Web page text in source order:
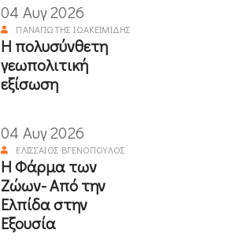
04 Αυγ 2026
ΠΑΝΑΓΙΏΤΗΣ ΙΩΑΚΕΙΜΊΔΗΣ
Η πολυσύνθετη
γεωπολιτική
εξίσωση
04 Αυγ 2026
ΕΛΙΣΣΑΊΟΣ ΒΓΕΝΌΠΟΥΛΟΣ
Η Φάρμα των
Ζώων- Από την
Ελπίδα στην
Εξουσία